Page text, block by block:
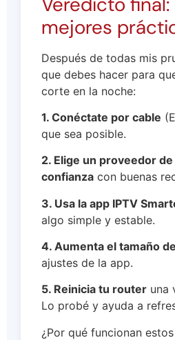
mejores
Después de todas mis
que debes hacer para
corte en la noche:
1. Conéctate por cable
que sea posible.
2. Elige un proveedor de
confianza con buenas
3. Usa la app IPTV
algo simple y estable.
4. Aumenta el tamaño
ajustes de la app.
5. Reinicia tu router una
Lo probé y ayuda a
¿Por qué funcionan